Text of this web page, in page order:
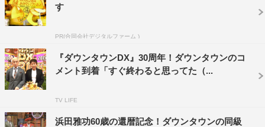
す
PR(合同会社デジタルファーム )
『ダウンタウンDX』30周年！ダウンタウンのコ
メント到着「すぐ終わると思ってた（...
TV LIFE
浜田雅功60歳の還暦記念！ダウンタウンの同級